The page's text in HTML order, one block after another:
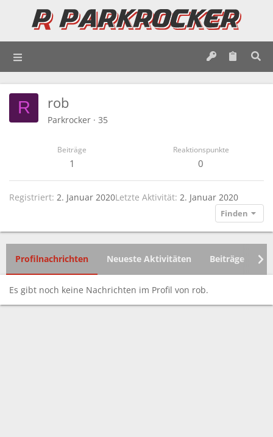
R rob
Parkrocker · 35
Beiträge
1
Reaktionspunkte
0
Registriert 2. Januar 2020Letzte Aktivität 2. Januar 2020
Finden
Profilnachrichten Neueste Aktivitäten Beiträge
Es gibt noch keine Nachrichten im Profil von rob.